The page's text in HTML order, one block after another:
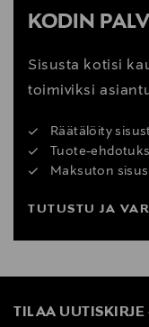
KODIN
Sisusta kotisi
toimiviksi
Räätälöity
Tuote-
Maksuton
TUTUSTU JA
TILAA UUTISKIRJE